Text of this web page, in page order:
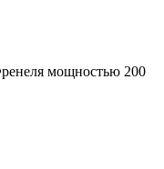
мощностью 200